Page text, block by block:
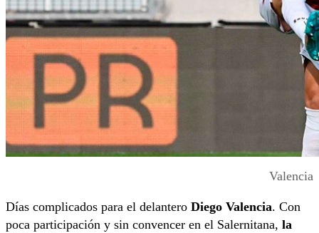
Valencia
Días complicados para el delantero Diego Valencia. Con
poca participación y sin convencer en el Salernitana, la